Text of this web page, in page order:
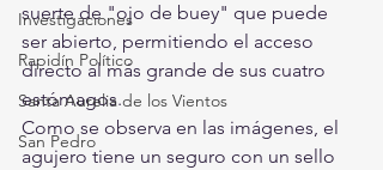
Investigaciones
Rapidín Político
Santa Aurelia de los Vientos
San Pedro
suerte de "ojo de buey" que puede
ser abierto, permitiendo el acceso
directo al más grande de sus cuatro
estómagos.
Como se observa en las imágenes, el
agujero tiene un seguro con un sello